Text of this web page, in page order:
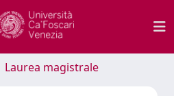
Laurea magistrale